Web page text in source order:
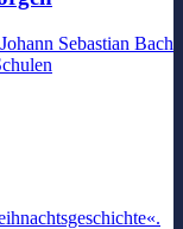
Sebastian Bach